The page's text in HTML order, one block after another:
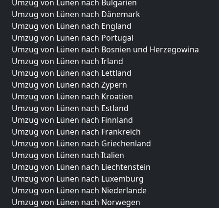
Umzug von Lünen nach Bulgarien
Umzug von Lünen nach Dänemark
Umzug von Lünen nach England
Umzug von Lünen nach Portugal
Umzug von Lünen nach Bosnien und Herzegowina
Umzug von Lünen nach Irland
Umzug von Lünen nach Lettland
Umzug von Lünen nach Zypern
Umzug von Lünen nach Kroatien
Umzug von Lünen nach Estland
Umzug von Lünen nach Finnland
Umzug von Lünen nach Frankreich
Umzug von Lünen nach Griechenland
Umzug von Lünen nach Italien
Umzug von Lünen nach Liechtenstein
Umzug von Lünen nach Luxemburg
Umzug von Lünen nach Niederlande
Umzug von Lünen nach Norwegen